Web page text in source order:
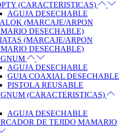
(CARACTERISTICAS)
AGUJA DESECHABLE
(MARCAJE/ARPON
DESECHABLE)
(MARCAJE/ARPON
DESECHABLE)
AGUJA DESECHABLE
GUIA COAXIAL DESECHABLE
PISTOLA REUSABLE
(CARACTERISTICAS)
AGUJA DESECHABLE
DE TEJIDO MAMARIO